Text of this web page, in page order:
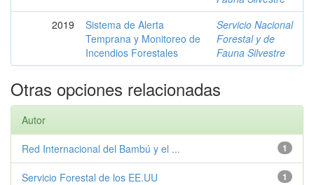
2019
Sistema de Alerta
Temprana y Monitoreo de
Incendios Forestales
Servicio Nacional
Forestal y de
Fauna Silvestre
Otras opciones relacionadas
Autor
1
Red Internacional del Bambú y el ...
1
Servicio Forestal de los EE.UU